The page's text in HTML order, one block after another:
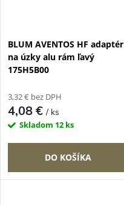
BLUM AVENTOS HF adaptér
na úzky alu rám ľavý
175H5B00
3,32 € bez DPH
4,08 €/ ks
Skladom 12 ks
DO KOŠÍKA